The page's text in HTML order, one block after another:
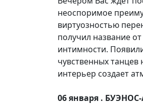
неоспоримое
виртуозностью
получил название
интимности.
чувственных
интерьер создает
06 января .